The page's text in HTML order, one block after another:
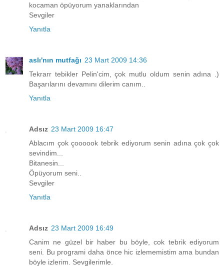
kocaman öpüyorum yanaklarından
Sevgiler
Yanıtla
aslı'nın mutfağı 23 Mart 2009 14:36
Tekrarr tebikler Pelin'cim, çok mutlu oldum senin adına .)
Başarılarını devamını dilerim canım..
Yanıtla
Adsız 23 Mart 2009 16:47
Ablacım çok çoooook tebrik ediyorum senin adına çok çok
sevindim...
Bitanesin...
Öpüyorum seni..
Sevgiler
Yanıtla
Adsız 23 Mart 2009 16:49
Canim ne güzel bir haber bu böyle, cok tebrik ediyorum
seni. Bu programi daha önce hic izlememistim ama bundan
böyle izlerim. Sevgilerimle.